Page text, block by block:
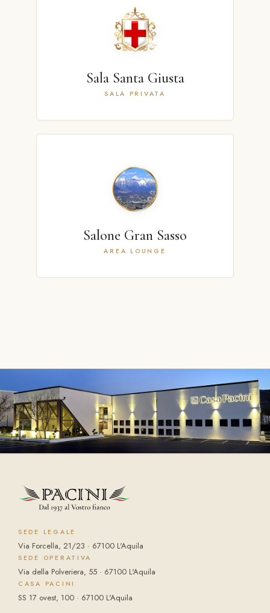
Sala Santa Giusta
SALA PRIVATA
Salone Gran Sasso
AREA LOUNGE
SEDE LEGALE
Via Forcella, 21/23 · 67100 L'Aquila
SEDE OPERATIVA
Via della Polveriera, 55 · 67100 L'Aquila
CASA PACINI
SS 17 ovest, 100 · 67100 L'Aquila